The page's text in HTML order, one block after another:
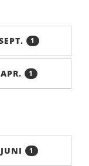
1
APR. 1
JUNI 1